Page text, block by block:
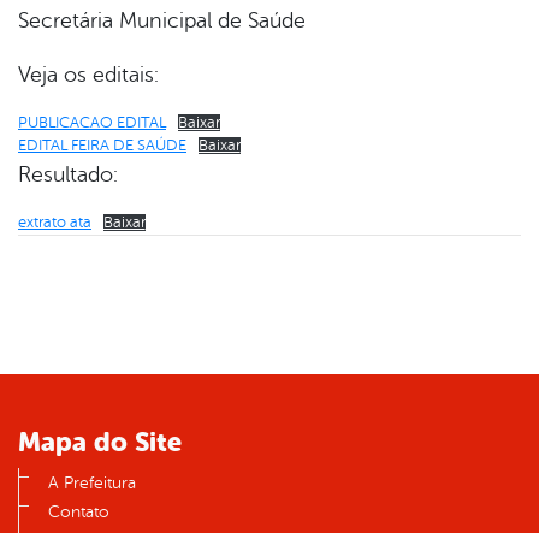
Secretária Municipal de Saúde
Veja os editais:
PUBLICACAO EDITAL
Baixar
EDITAL FEIRA DE SAÚDE
Baixar
Resultado:
extrato ata Baixar
Mapa do Site
A Prefeitura
Contato